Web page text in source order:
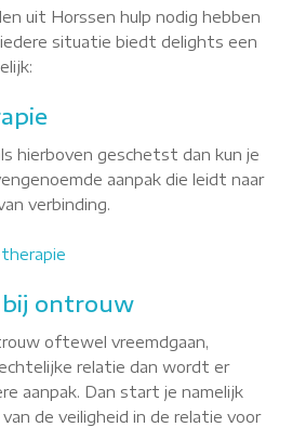
uit Horssen hulp nodig hebben
situatie biedt delights een
hierboven geschetst dan kun je
aanpak die leidt naar
verbinding.
bij ontrouw
oftewel vreemdgaan,
relatie dan wordt er
aanpak. Dan start je namelijk
de veiligheid in de relatie voor